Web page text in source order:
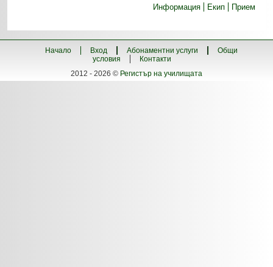
Информация
Екип Прием
Начало Вход Абонаментни услуги
Общи
условия
Контакти
2012 - 2026 © Регистър на училищата